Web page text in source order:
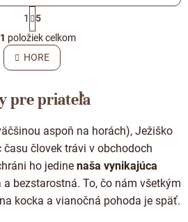
O
v
l
á
a
e
p
r
k
y
S
t
r
á
n
k
a
i
e
1
5
položiek celkom
HORE
pre priateľa
aspoň na horách), Ježiško
času človek trávi v obchodoch
ho jedine naša vynikajúca
a bezstarostná. To, čo nám všetkým
kocka a vianočná pohoda je späť.